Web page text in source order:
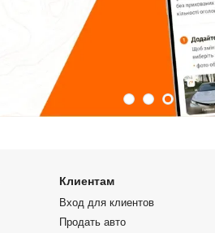
Клиентам
Вход для клиентов
Продать авто